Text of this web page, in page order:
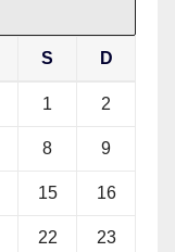
S D
1 2
8 9
15 16
22 23